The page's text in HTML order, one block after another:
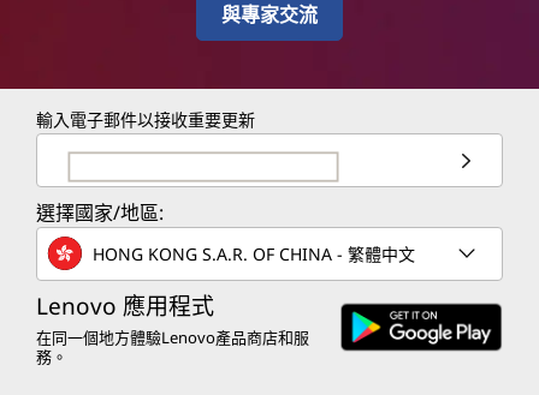
與專家交流
輸入電子郵件以接收重要更新
選擇國家/地區:
HONG KONG S.A.R. OF CHINA - 繁體中文
Lenovo 應用程式
在同一個地方體驗Lenovo產品商店和服
務。